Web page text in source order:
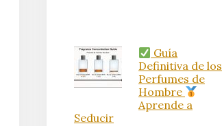
Guía
Definitiva de los
Perfumes de
Hombre
Aprende a
Seducir